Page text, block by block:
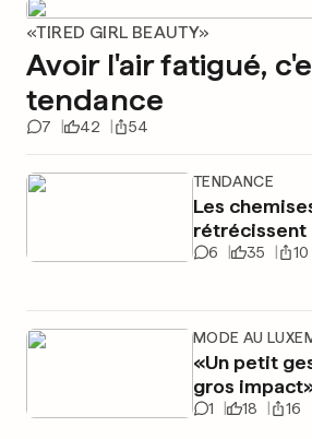
«TIRED GIRL BEAUTY»
Avoir l'air fatigué,
tendance
7 42 54
TENDANCE
Les
rétrécissent
6 35 10
MODE AU
«Un petit
gros
1 18 16